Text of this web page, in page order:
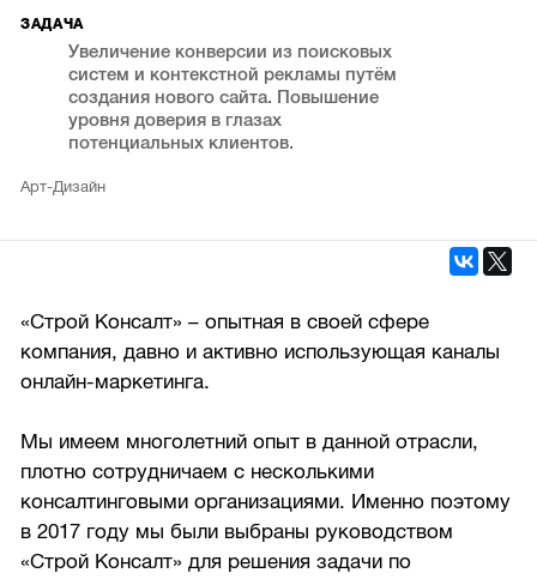
ЗАДАЧА
Увеличение конверсии из поисковых
систем и контекстной рекламы путём
создания нового сайта. Повышение
уровня доверия в глазах
потенциальных клиентов.
Арт-Дизайн
«Строй Консалт» – опытная в своей сфере
компания, давно и активно использующая каналы
онлайн-маркетинга.
Мы имеем многолетний опыт в данной отрасли,
плотно сотрудничаем с несколькими
консалтинговыми организациями. Именно поэтому
в 2017 году мы были выбраны руководством
«Строй Консалт» для решения задачи по